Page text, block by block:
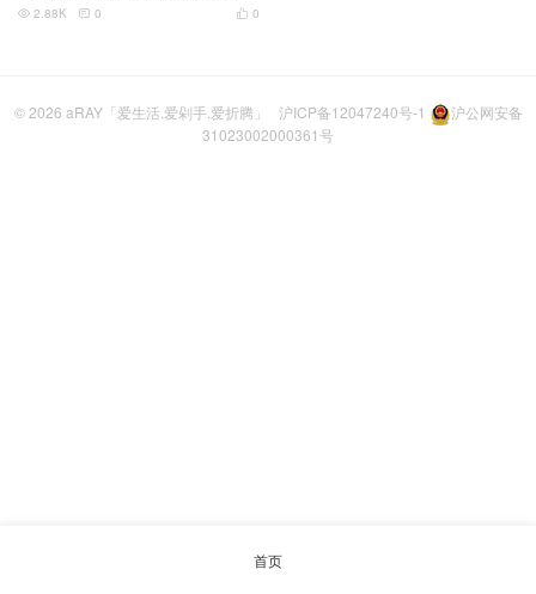
 0
 2.88K  0
© 2026 aRAY「爱生活.爱剁手.爱折腾」 沪ICP备12047240号-1
沪公网安备
31023002000361号
首页